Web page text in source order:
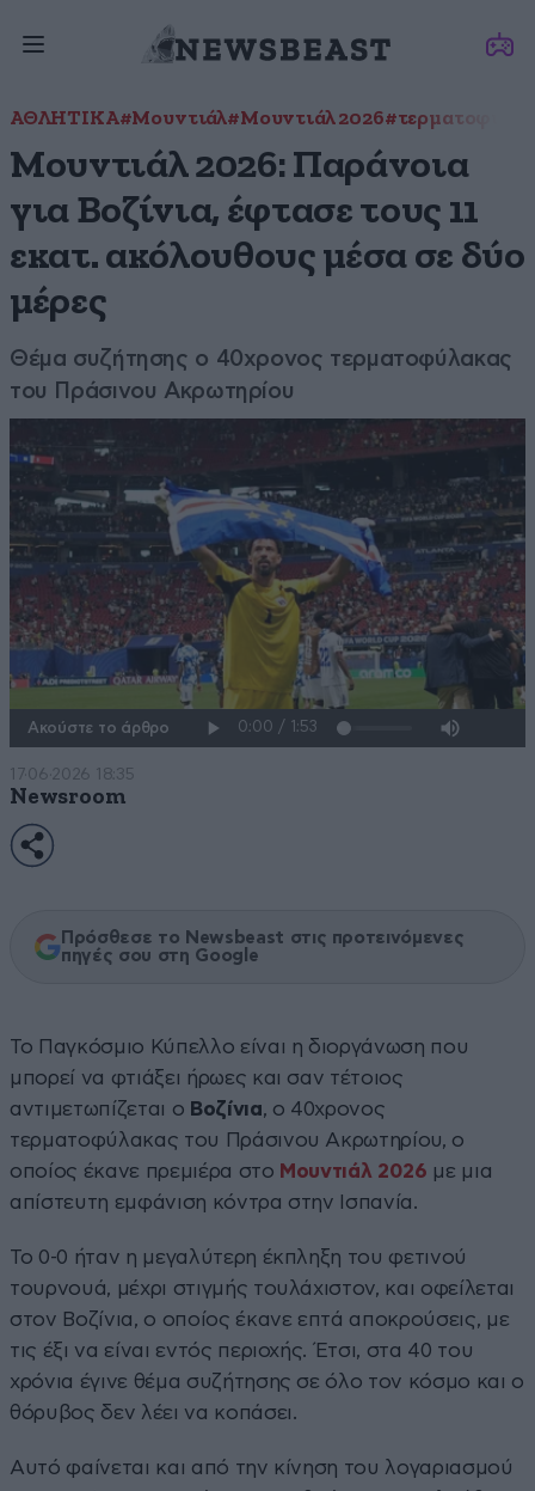
ΑΘΛΗΤΙΚΑ#Μουντιάλ#Μουντιάλ 2026
Μουντιάλ 2026: Παράνοια
για Βοζίνια, έφτασε τους 11
εκατ. ακόλουθους μέσα σε δύο
μέρες
Θέμα συζήτησης ο 40χρονος τερματοφύλακας
του Πράσινου Ακρωτηρίου
Ακούστε το άρθρο
17·06·2026 18:35
Newsroom
Πρόσθεσε το Newsbeast στις προτεινόμενες
πηγές σου στη Google
Το Παγκόσμιο Κύπελλο είναι η διοργάνωση που
μπορεί να φτιάξει ήρωες και σαν τέτοιος
αντιμετωπίζεται ο Βοζίνια, ο 40χρονος
τερματοφύλακας του Πράσινου Ακρωτηρίου, ο
οποίος έκανε πρεμιέρα στο Μουντιάλ 2026 με μια
απίστευτη εμφάνιση κόντρα στην Ισπανία.
Το 0-0 ήταν η μεγαλύτερη έκπληξη του φετινού
τουρνουά, μέχρι στιγμής τουλάχιστον, και οφείλεται
στον Βοζίνια, ο οποίος έκανε επτά αποκρούσεις, με
τις έξι να είναι εντός περιοχής. Έτσι, στα 40 του
χρόνια έγινε θέμα συζήτησης σε όλο τον κόσμο και ο
θόρυβος δεν λέει να κοπάσει.
Αυτό φαίνεται και από την κίνηση του λογαριασμού